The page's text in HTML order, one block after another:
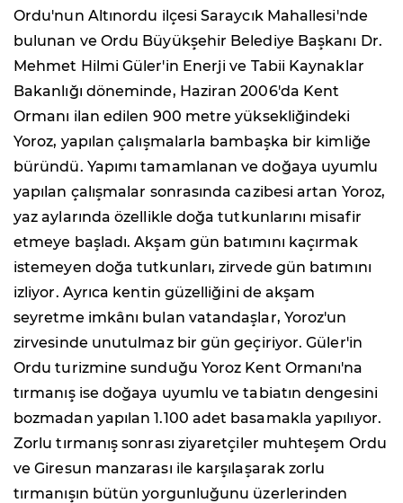
Ordu'nun Altınordu ilçesi Saraycık Mahallesi'nde
bulunan ve Ordu Büyükşehir Belediye Başkanı Dr.
Mehmet Hilmi Güler'in Enerji ve Tabii Kaynaklar
Bakanlığı döneminde, Haziran 2006'da Kent
Ormanı ilan edilen 900 metre yüksekliğindeki
Yoroz, yapılan çalışmalarla bambaşka bir kimliğe
büründü. Yapımı tamamlanan ve doğaya uyumlu
yapılan çalışmalar sonrasında cazibesi artan Yoroz,
yaz aylarında özellikle doğa tutkunlarını misafir
etmeye başladı. Akşam gün batımını kaçırmak
istemeyen doğa tutkunları, zirvede gün batımını
izliyor. Ayrıca kentin güzelliğini de akşam
seyretme imkânı bulan vatandaşlar, Yoroz'un
zirvesinde unutulmaz bir gün geçiriyor. Güler'in
Ordu turizmine sunduğu Yoroz Kent Ormanı'na
tırmanış ise doğaya uyumlu ve tabiatın dengesini
bozmadan yapılan 1.100 adet basamakla yapılıyor.
Zorlu tırmanış sonrası ziyaretçiler muhteşem Ordu
ve Giresun manzarası ile karşılaşarak zorlu
tırmanışın bütün yorgunluğunu üzerlerinden